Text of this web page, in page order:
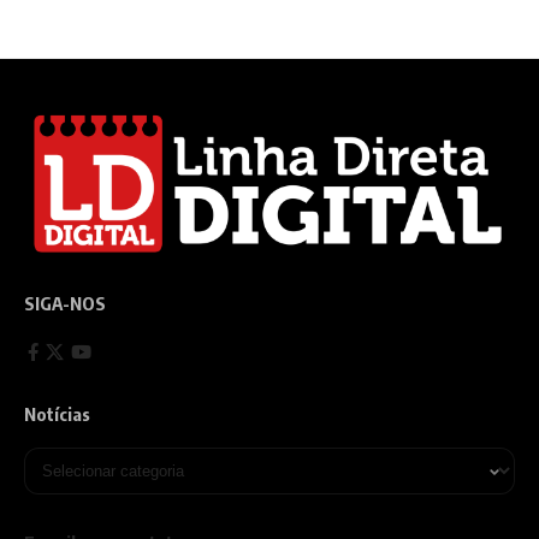
SIGA-NOS
Notícias